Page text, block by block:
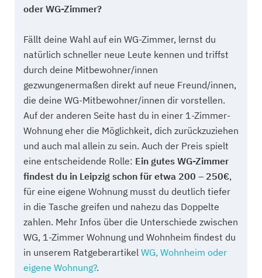
oder WG-Zimmer?
Fällt deine Wahl auf ein WG-Zimmer, lernst du
natürlich schneller neue Leute kennen und triffst
durch deine Mitbewohner/innen
gezwungenermaßen direkt auf neue Freund/innen,
die deine WG-Mitbewohner/innen dir vorstellen.
Auf der anderen Seite hast du in einer 1-Zimmer-
Wohnung eher die Möglichkeit, dich zurückzuziehen
und auch mal allein zu sein. Auch der Preis spielt
eine entscheidende Rolle: Ein gutes WG-Zimmer
findest du in Leipzig schon für etwa 200 – 250€,
für eine eigene Wohnung musst du deutlich tiefer
in die Tasche greifen und nahezu das Doppelte
zahlen. Mehr Infos über die Unterschiede zwischen
WG, 1-Zimmer Wohnung und Wohnheim findest du
in unserem Ratgeberartikel WG, Wohnheim oder
eigene Wohnung?.